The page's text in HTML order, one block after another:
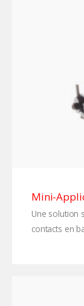
Mini-
Une solution
contacts en